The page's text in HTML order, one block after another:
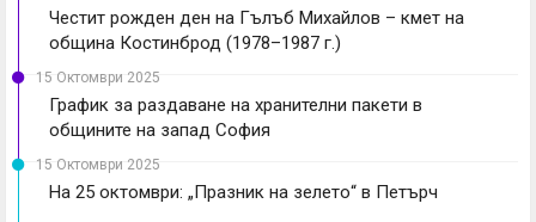
Честит рожден ден на Гълъб Михайлов – кмет на
община Костинброд (1978–1987 г.)
15 Октомври 2025
График за раздаване на хранителни пакети в
общините на запад София
15 Октомври 2025
На 25 октомври: „Празник на зелето“ в Петърч